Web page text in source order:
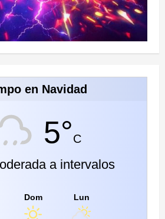
en Navidad
5°C
a intervalos
Dom Lun